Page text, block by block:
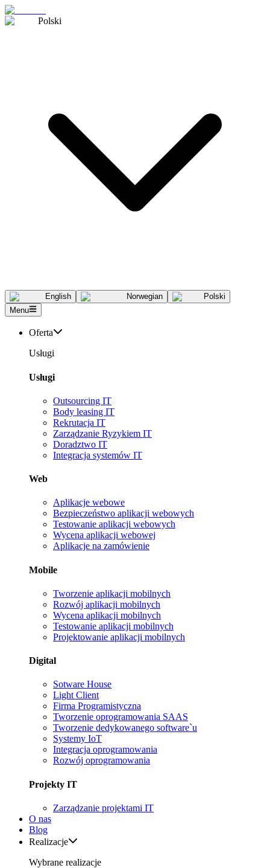
Polski
English Norwegian
Polski
Menu
Oferta
Usługi
Usługi
Outsourcing IT
Body leasing IT
Rekrutacja IT
Zarządzanie Ryzykiem IT
Doradztwo IT
Integracja systemów IT
Web
Aplikacje webowe
Bezpieczeństwo aplikacji webowych
Testowanie aplikacji webowych
Wycena aplikacji webowej
Aplikacje na zamówienie
Mobile
Tworzenie aplikacji mobilnych
Rozwój aplikacji mobilnych
Wycena aplikacji mobilnych
Testowanie aplikacji mobilnych
Projektowanie aplikacji mobilnych
Digital
Sotware House
Light Client
Firma Programistyczna
Tworzenie oprogramowania SAAS
Tworzenie dedykowanego software`u
Systemy IoT
Integracja oprogramowania
Rozwój oprogramowania
Projekty IT
Zarządzanie projektami IT
O nas
Blog
Realizacje
Wybrane realizacje